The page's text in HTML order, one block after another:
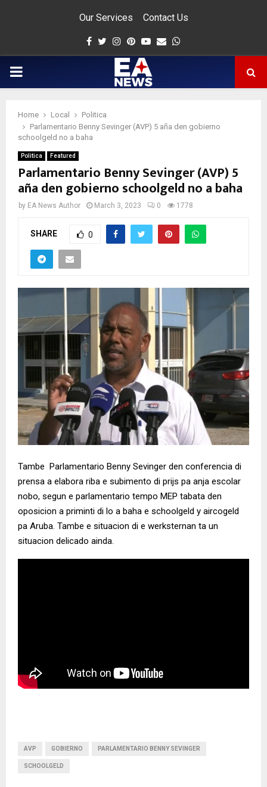
Our Services Contact Us
Facebook
Twitter
Instagram
Pinterest
Youtube
Email
PRIMARY
Home Local
Politica
Parlamentario Benny Sevinger (AVP) 5 aña den gobierno
schoolgeld no a baha
Politica Featured
Parlamentario Benny Sevinger (AVP) 5
aña den gobierno schoolgeld no a baha
by EA News Author March 3, 2023 0 1778
SHARE 0
Tambe Parlamentario Benny Sevinger den conferencia di
prensa a elabora riba e subimento di prijs pa anja escolar
nobo, segun e parlamentario tempo MEP tabata den
oposicion a priminti di lo a baha e schoolgeld y aircogeld
pa Aruba. Tambe e situacion di e werksternan ta un
situacion delicado ainda.
AVP GOBIERNO PARLAMENTARIO BENNY SEVINGER
SCHOOLGELD